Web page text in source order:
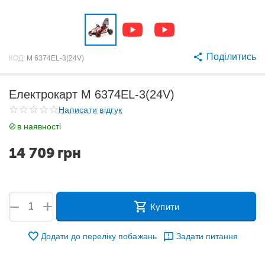
КОД: M 6374EL-3(24V) Поділитись
Електрокарт M 6374EL-3(24V)
Написати відгук
в наявності
14 709 грн
+
− Купити
Додати до переліку побажань Задати питання